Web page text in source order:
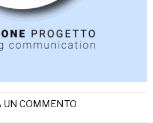
UN COMMENTO